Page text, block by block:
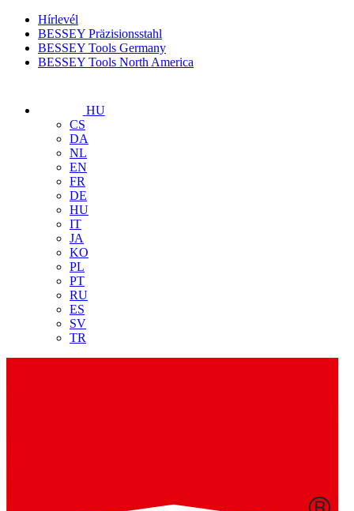
Hírlevél
BESSEY Präzisionsstahl
BESSEY Tools Germany
BESSEY Tools North America
HU
CS
DA
NL
EN
FR
DE
HU
IT
JA
KO
PL
PT
RU
ES
SV
TR